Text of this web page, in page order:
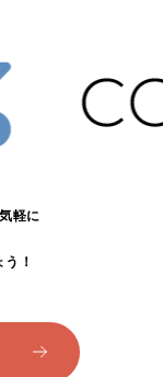
軽に
！